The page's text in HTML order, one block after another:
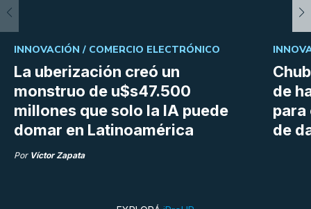
La uberización creó un
monstruo de u$s47.500
millones que solo la IA puede
domar en Latinoamérica
INNOVACIÓN / COMERCIO ELECTRÓNICO
Por Víctor Zapata
de
para
de